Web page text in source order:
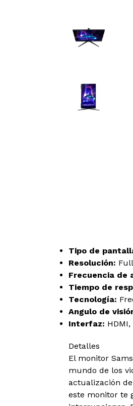
Tipo de
Resolución:
Frecuencia de
Tiempo de
Tecnología:
Angulo de
Interfaz:
Detalles
El monitor
mundo de los
actualización
este monitor te